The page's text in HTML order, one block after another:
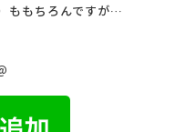
もちろんですが…